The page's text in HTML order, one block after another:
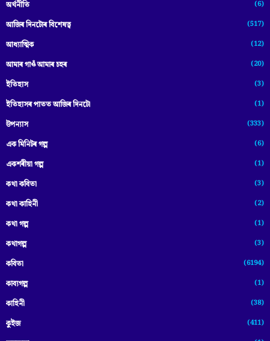
অৰ্থনীতি (6)
আজিৰ দিনটোৰ বিশেষত্ব (517)
আধ্যাত্মিক (12)
আমাৰ গাওঁ আমাৰ চহৰ (20)
ইতিহাস (3)
ইতিহাসৰ পাতত আজিৰ দিনটো (1)
উপন্যাস (333)
এক মিনিটৰ গল্প (6)
একশৰীয়া গল্প (1)
কথা কবিতা (3)
কথা কাহিনী (2)
কথা গল্প (1)
কথাগল্প (3)
কবিতা (6194)
কাব্যগল্প (1)
কাহিনী (38)
কুইজ (411)